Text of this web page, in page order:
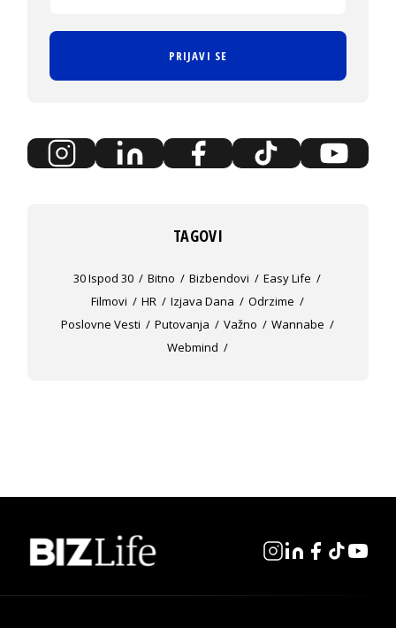
PRIJAVI SE
TAGOVI
30 Ispod 30 Bitno Bizbendovi
Easy Life
Filmovi
HR Izjava Dana
Odrzime
Poslovne Vesti
Putovanja Važno
Wannabe
Webmind